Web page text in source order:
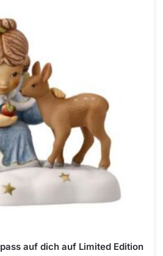
auf dich auf Limited Edition